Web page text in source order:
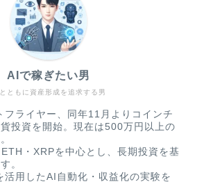
ともに資産形成を追求する男
AIで稼ぎたい男
ライヤー、同年11月よりコインチ
投資を開始。現在は500万円以上の
・XRPを中心とし、長期投資を基
。
活用したAI自動化・収益化の実験を